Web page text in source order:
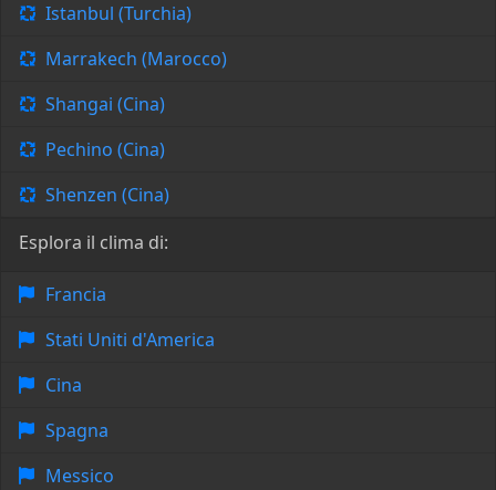
Istanbul (Turchia)
Marrakech (Marocco)
Shangai (Cina)
Pechino (Cina)
Shenzen (Cina)
Esplora il clima di:
Francia
Stati Uniti d'America
Cina
Spagna
Messico